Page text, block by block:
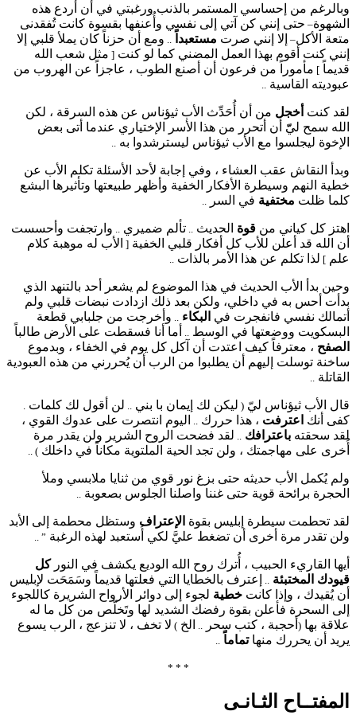
وبالرغم من إحساسي المستمر بالذنب ورغبتي في أن أردع هذه
الشهوة– حتى إنني كن آتي إلى نفسي وأُعنفها بقسوة كانت تُفقدنى
متعة الأكل– إلا إنني صرت مستعبداً
ومع أن حزناً كان يملأ قلبي إلا
إنني كنت أقوم بهذا العمل المضني كما لو كنت [ مثل شعب الله
قديماً ] مأموراً من فرعون أن أصنع الطوب ، عاجزاً عن الهروب من
عبوديته القاسية
لقد كنت أخجل من أن أُحَدِّث الأب ثيؤناس عن هذه السرقة ، لكن
الله سمح ليّّ أن أتحرر من هذا الأسر الإختياري عندما أتى بعض
الإخوة ليجلسوا مع الأب ثيؤناس ليسترشدوا به
وبدأ النقاش عقب العشاء ، وفي إجابة لأحد الأسئلة تكلم الأب عن
خطية النهم وسيطرة الأفكار الخفية وأظهر طبيعتها وتأثيرها البشع
كلما ظلت مختفية في السر
اهتز كل كياني من قوة الحديث تألم ضميري
وارتجفت وأحسست
أن الله قد أعلن للأب كل أفكار قلبي الخفية [ الأب له موهبة كلام
علم ] لذا تكلم عن هذا الأمر بالذات
وحين بدأ الأب الحديث في هذا الموضوع لم يشعر أحد بالتنهد الذي
بدأت أحس به في داخلي، ولكن بعد ذلك ازدادت نبضات قلبي ولم
أتمالك نفسي فانفجرت في البكاء
وأخرجت من جلبابي قطعة
البسكويت ووضعتها في الوسط
أما أنا فسقطت على الأرض طالباً
الصفح ، معترفاً كيف اعتدت أن آكل كل يوم في الخفاء ، وبدموع
ساخنة توسلت إليهم أن يطلبوا من الرب أن يُحررني من هذه العبودية
القاتلة
قال الأب ثيؤناس ليّ ( ليكن لك إيمان با بني لن أقول لك كلمات
كفى أنك اعترفت ، هذا حررك
اليوم انتصرت على عدوك القوي ،
لقد سحقته باعترافك
لقد فضحت الروح الشرير ولن يقدر مرة
أُخرى على مهاجمتك ، ولن تجد الحية الملتوية مكاناً في داخلك ) ..
ولم يُكمل الأب حديثه حتى بزغ نور قوي من ثنايا ملابسي وملأ
الحجرة برائحة قوية حتى غننا واصلنا الجلوس بصعوبة
لقد تحطمت سيطرة إبليس بقوة الإعتراف وستظل محطمة إلى الأبد
ولن تقدر مرة أخرى أن تضغط عليَّ لكي أُستعبد لهذه الرغبة ” ..
أيها القاريء الحبيب ، أُترك روح الله الوديع يكشف في النوركل
قيودك المختبئة
إعترف بالخطايا التي فعلتها قديماً وسَمَحَت لإبليس
أن يُقيدك ، وإذا كانت خطية لجوء إلى دوائر الأرواح الشريرة كاللجوء
إلى السحرة فأعلن بقوة رفضك الشديد لها وتَخلّص من كل ما له
علاقة بها ( أحجبة ، كتب سحر الخ ) لا تخف ، لا تنزعج ، الرب يسوع
يريد أن يحررك منهاتماماً
* * *
المفتــاح الثـانـى